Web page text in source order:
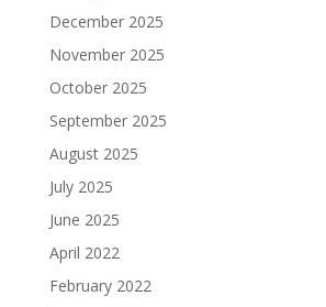
December 2025
November 2025
October 2025
September 2025
August 2025
July 2025
June 2025
April 2022
February 2022